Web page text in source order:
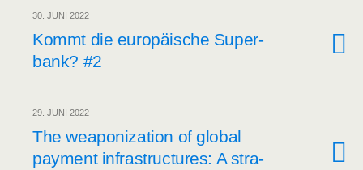
30. JUNI 2022
Kommt die euro­päi­sche Super­
bank? #2
29. JUNI 2022
The wea­po­niza­ti­on of glo­bal
pay­ment infra­struc­tures: A stra­